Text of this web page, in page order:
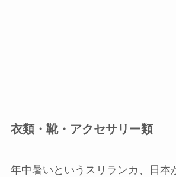
衣類・靴・アクセサリー類
年中暑いというスリランカ、日本